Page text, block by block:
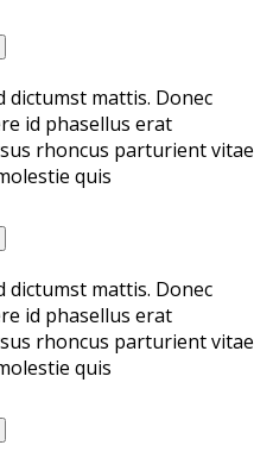
dictumst mattis. Donec
id phasellus erat
rhoncus parturient vitae
quis
dictumst mattis. Donec
id phasellus erat
rhoncus parturient vitae
quis